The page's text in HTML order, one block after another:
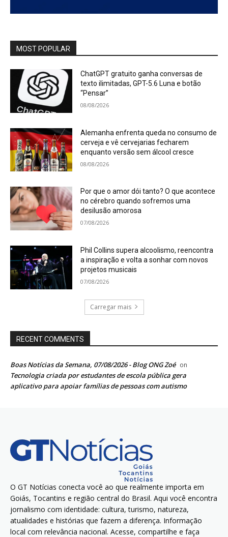
MOST POPULAR
ChatGPT gratuito ganha conversas de
texto ilimitadas, GPT-5.6 Luna e botão
“Pensar”
08/08/2026
Alemanha enfrenta queda no consumo de
cerveja e vê cervejarias fecharem
enquanto versão sem álcool cresce
08/08/2026
Por que o amor dói tanto? O que acontece
no cérebro quando sofremos uma
desilusão amorosa
07/08/2026
Phil Collins supera alcoolismo, reencontra
a inspiração e volta a sonhar com novos
projetos musicais
07/08/2026
Carregar mais
RECENT COMMENTS
Boas Notícias da Semana, 07/08/2026 - Blog ONG Zoé on
Tecnologia criada por estudantes de escola pública gera
aplicativo para apoiar famílias de pessoas com autismo
O GT Notícias conecta você ao que realmente importa em
Goiás, Tocantins e região central do Brasil. Aqui você encontra
jornalismo com identidade: cultura, turismo, natureza,
atualidades e histórias que fazem a diferença. Informação
local com relevância nacional. Acesse, compartilhe e faça